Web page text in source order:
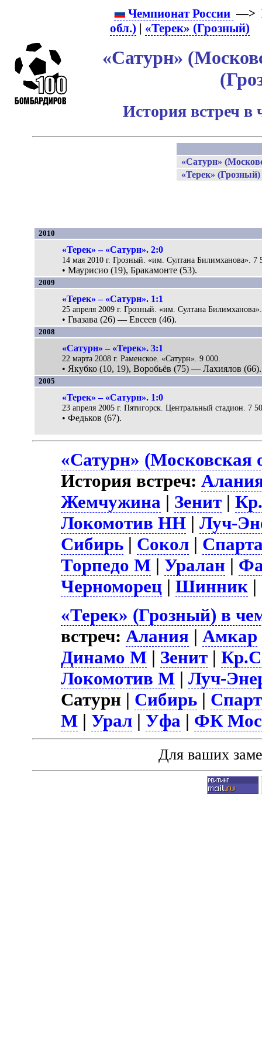
Чемпионат России —>
обл.) | «Терек» (Грозный)
«Сатурн»
История встреч в
«Сатурн»
«Терек» (Грозный)
2010
«Терек» – «Сатурн». 2:0
14 мая 2010 г. Грозный. «им. Султана Билимханова». 7
• Маурисио (19), Бракамонте (53).
2009
«Терек» – «Сатурн». 1:1
25 апреля 2009 г. Грозный. «им. Султана
• Гвазава (26) — Евсеев (46).
2008
«Сатурн» – «Терек». 3:1
22 марта 2008 г. Раменское. «Сатурн». 9 000.
• Якубко (10, 19), Воробьёв (75) — Лахиялов (66).
2005
«Терек» – «Сатурн». 1:0
23 апреля 2005 г. Пятигорск. Центральный стадион. 7
• Федьков (67).
«Сатурн» (Московская
История встреч:
Жемчужина | Зенит |
Локомотив НН |Луч-
Сибирь | Сокол |
Торпедо М |Уралан |
Черноморец |Шинник |
«Терек» (Грозный) в
встреч:Алания |Амкар
Динамо М | Зенит |
Локомотив М |Луч-
Сатурн | Сибирь |
М |Урал |Уфа | ФК
Для ваших